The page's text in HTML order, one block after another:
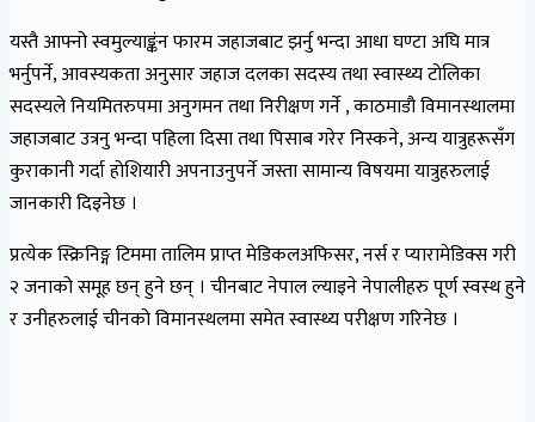
यस्तै आफ्नो स्वमुल्याङ्कंन फारम जहाजबाट झर्नु भन्दा आधा घण्टा अघि मात्र
भर्नुपर्ने, आवस्यकता अनुसार जहाज दलका सदस्य तथा स्वास्थ्य टोलिका
सदस्यले नियमितरुपमा अनुगमन तथा निरीक्षण गर्ने , काठमाडौ विमानस्थालमा
जहाजबाट उत्रनु भन्दा पहिला दिसा तथा पिसाब गरेर निस्कने, अन्य यात्रुहरूसँग
कुराकानी गर्दा होशियारी अपनाउनुपर्ने जस्ता सामान्य विषयमा यात्रुहरुलाई
जानकारी दिइनेछ ।
प्रत्येक स्क्रिनिङ्ग टिममा तालिम प्राप्त मेडिकलअफिसर, नर्स र प्यारामेडिक्स गरी
२ जनाको समूह छन् हुने छन् । चीनबाट नेपाल ल्याइने नेपालीहरु पूर्ण स्वस्थ हुने
र उनीहरुलाई चीनको विमानस्थलमा समेत स्वास्थ्य परीक्षण गरिनेछ ।